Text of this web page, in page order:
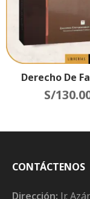
Derecho De
S/
CONTÁCTENOS
Dirección: Jr.